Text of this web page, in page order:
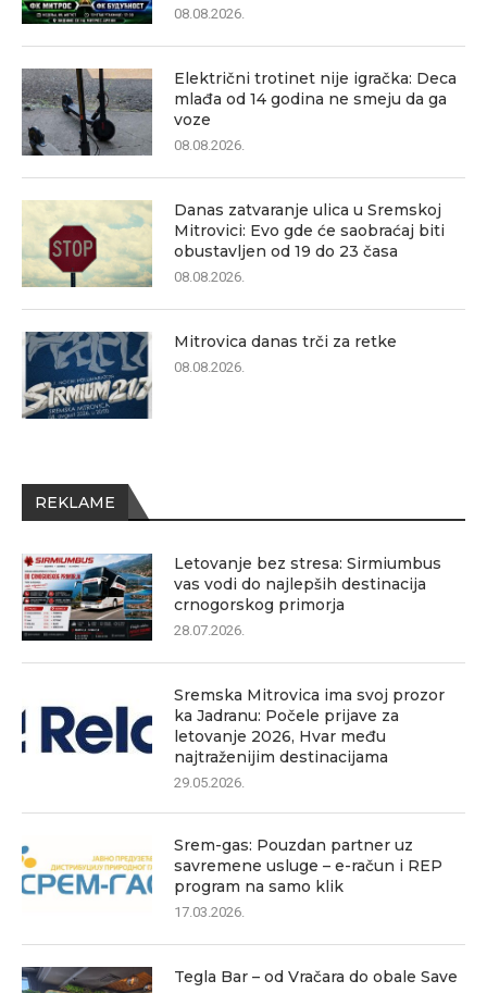
08.08.2026.
Električni trotinet nije igračka: Deca
mlađa od 14 godina ne smeju da ga
voze
08.08.2026.
Danas zatvaranje ulica u Sremskoj
Mitrovici: Evo gde će saobraćaj biti
obustavljen od 19 do 23 časa
08.08.2026.
Mitrovica danas trči za retke
08.08.2026.
REKLAME
Letovanje bez stresa: Sirmiumbus
vas vodi do najlepših destinacija
crnogorskog primorja
28.07.2026.
Sremska Mitrovica ima svoj prozor
ka Jadranu: Počele prijave za
letovanje 2026, Hvar među
najtraženijim destinacijama
29.05.2026.
Srem-gas: Pouzdan partner uz
savremene usluge – e-račun i REP
program na samo klik
17.03.2026.
Tegla Bar – od Vračara do obale Save